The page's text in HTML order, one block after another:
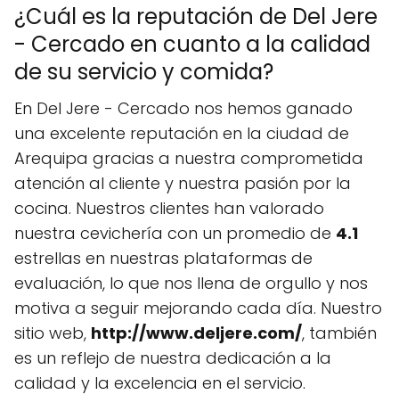
¿Cuál es la reputación de Del Jere
- Cercado en cuanto a la calidad
de su servicio y comida?
En Del Jere - Cercado nos hemos ganado
una excelente reputación en la ciudad de
Arequipa gracias a nuestra comprometida
atención al cliente y nuestra pasión por la
cocina. Nuestros clientes han valorado
nuestra cevichería con un promedio de 4.1
estrellas en nuestras plataformas de
evaluación, lo que nos llena de orgullo y nos
motiva a seguir mejorando cada día. Nuestro
sitio web, http://www.deljere.com/, también
es un reflejo de nuestra dedicación a la
calidad y la excelencia en el servicio.